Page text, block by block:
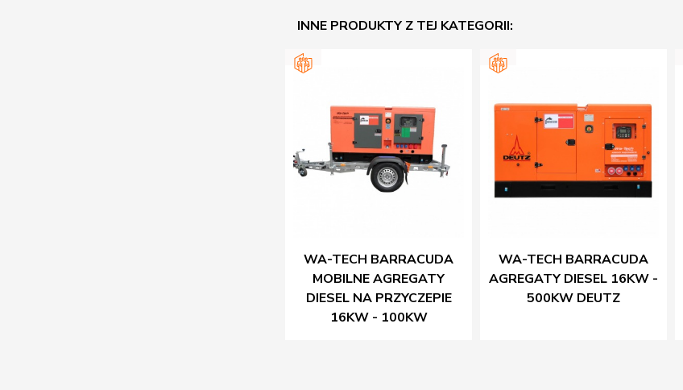
INNE PRODUKTY Z TEJ KATEGORII:
WA-TECH BARRACUDA
MOBILNE AGREGATY
DIESEL NA PRZYCZEPIE
16KW - 100KW
WA-TECH BARRACUDA
AGREGATY DIESEL 16KW -
500KW DEUTZ